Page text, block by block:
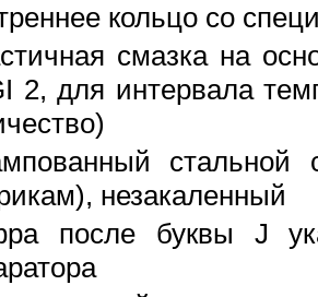
кольцо со
смазка на
2, для интервала
стальной
незакаленный
после буквы J